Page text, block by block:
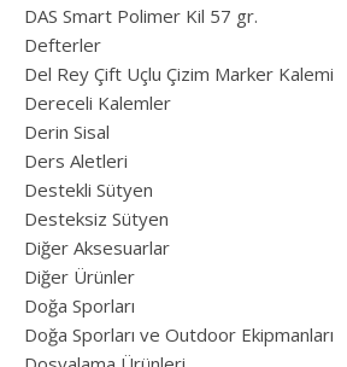
DAS Smart Polimer Kil 57 gr.
Defterler
Del Rey Çift Uçlu Çizim Marker Kalemi
Dereceli Kalemler
Derin Sisal
Ders Aletleri
Destekli Sütyen
Desteksiz Sütyen
Diğer Aksesuarlar
Diğer Ürünler
Doğa Sporları
Doğa Sporları ve Outdoor Ekipmanları